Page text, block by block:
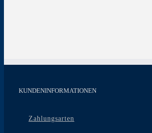
KUNDENINFORMATIONEN
Zahlungsarten